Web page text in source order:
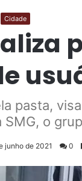
Cidade
pasta,
o
junho de 2021 0